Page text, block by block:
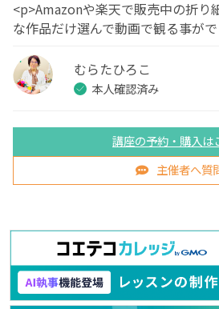
<p>Amazonや楽天で販売中の折り
な作品だけ選んで動画で観る事が
むらたひろこ
本人確認済み
講座の予約・購入は
主催者へ質